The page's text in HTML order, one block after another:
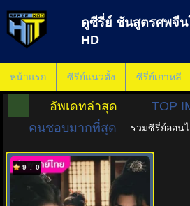
ดูซีรี่ย์ ชันสูตรศพจี
HD
หน้าแรก ซีรีย์แนวตั้ง ซีรี่ย์เกาหลี
อัพเดทล่าสุด
TOP
คนชอบมากที่สุด
รวมซีรี่ย์ออน
9.0